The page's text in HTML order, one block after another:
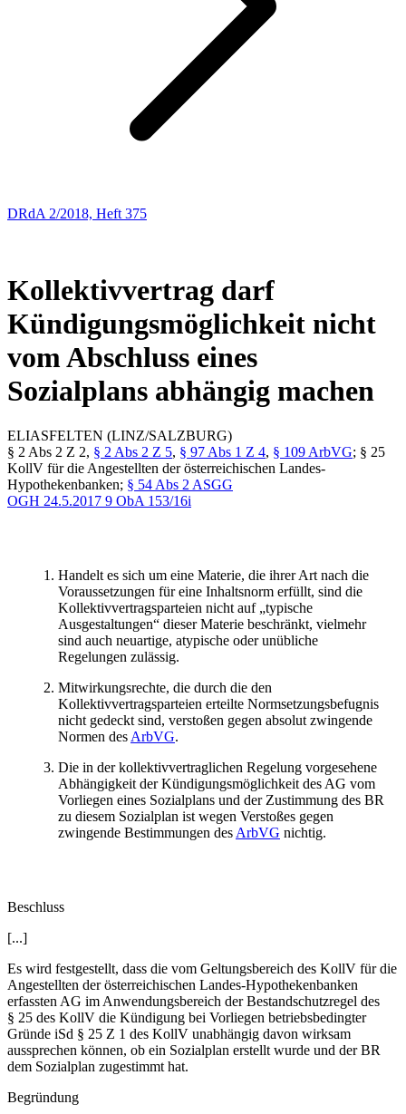
DRdA 2/2018, Heft 375
Kollektivvertrag darf
Kündigungsmöglichkeit nicht
vom Abschluss eines
Sozialplans abhängig machen
ELIASFELTEN (LINZ/SALZBURG)
§ 2 Abs 2 Z 2, § 2 Abs 2 Z 5, § 97 Abs 1 Z 4, § 109 ArbVG; § 25
KollV für die Angestellten der österreichischen Landes-
Hypothekenbanken; § 54 Abs 2 ASGG
OGH 24.5.2017 9 ObA 153/16i
Handelt es sich um eine Materie, die ihrer Art nach die
Voraussetzungen für eine Inhaltsnorm erfüllt, sind die
Kollektivvertragsparteien nicht auf „typische
Ausgestaltungen“ dieser Materie beschränkt, vielmehr
sind auch neuartige, atypische oder unübliche
Regelungen zulässig.
Mitwirkungsrechte, die durch die den
Kollektivvertragsparteien erteilte Normsetzungsbefugnis
nicht gedeckt sind, verstoßen gegen absolut zwingende
Normen des ArbVG.
Die in der kollektivvertraglichen Regelung vorgesehene
Abhängigkeit der Kündigungsmöglichkeit des AG vom
Vorliegen eines Sozialplans und der Zustimmung des BR
zu diesem Sozialplan ist wegen Verstoßes gegen
zwingende Bestimmungen des ArbVG nichtig.
Beschluss
[...]
Es wird festgestellt, dass die vom Geltungsbereich des KollV für die
Angestellten der österreichischen Landes-Hypothekenbanken
erfassten AG im Anwendungsbereich der Bestandschutzregel des
§ 25 des KollV die Kündigung bei Vorliegen betriebsbedingter
Gründe iSd § 25 Z 1 des KollV unabhängig davon wirksam
aussprechen können, ob ein Sozialplan erstellt wurde und der BR
dem Sozialplan zugestimmt hat.
Begründung